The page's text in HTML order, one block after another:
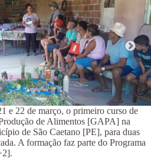
e 22 de março, o primeiro curso de
de Alimentos [GAPA] na
de São Caetano [PE], para duas
A formação faz parte do Programa